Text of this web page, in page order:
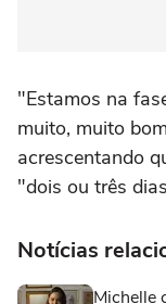
"Estamos na
muito, muito
acrescentando
"dois ou três
Notícias
Michelle